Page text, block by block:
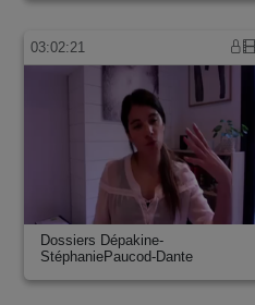
03:02:21
Dossiers Dépakine-
StéphaniePaucod-Dante